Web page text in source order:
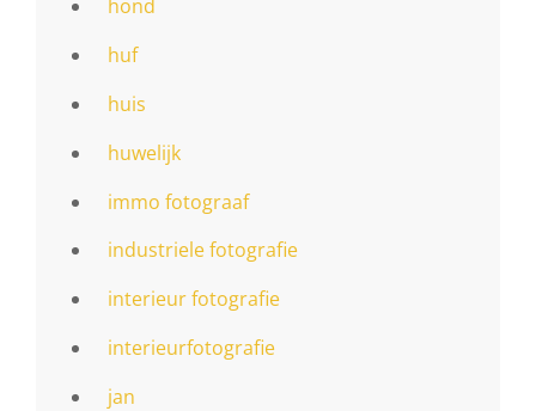
hond
huf
huis
huwelijk
immo fotograaf
industriele fotografie
interieur fotografie
interieurfotografie
jan